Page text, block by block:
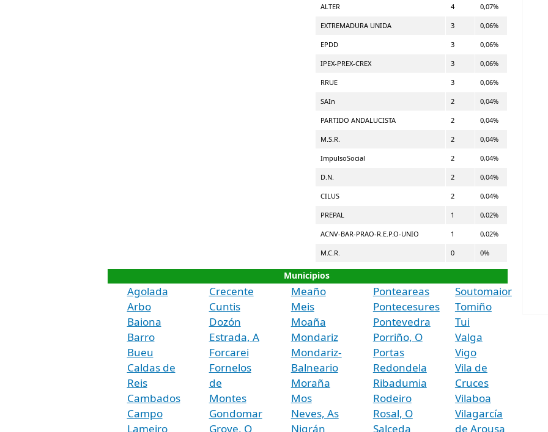
ALTER 4 0,07%
EXTREMADURA UNIDA 3 0,06%
EPDD 3 0,06%
IPEX-PREX-CREX 3 0,06%
RRUE 3 0,06%
SAIn 2 0,04%
PARTIDO ANDALUCISTA 2 0,04%
M.S.R. 2 0,04%
ImpulsoSocial 2 0,04%
D.N. 2 0,04%
CILUS 2 0,04%
PREPAL 1 0,02%
ACNV-BAR-PRAO-R.E.P.O-UNIO 1 0,02%
M.C.R. 0 0%
Municipios
Agolada
Arbo
Baiona
Barro
Bueu
Caldas de
Reis
Cambados
Campo
Lameiro
Crecente
Cuntis
Dozón
Estrada, A
Forcarei
Fornelos
de
Montes
Gondomar
Grove, O
Meaño
Meis
Moaña
Mondariz
Mondariz-
Balneario
Moraña
Mos
Neves, As
Nigrán
Ponteareas
Pontecesures
Pontevedra
Porriño, O
Portas
Redondela
Ribadumia
Rodeiro
Rosal, O
Salceda
Soutomaior
Tomiño
Tui
Valga
Vigo
Vila de
Cruces
Vilaboa
Vilagarcía
de Arousa